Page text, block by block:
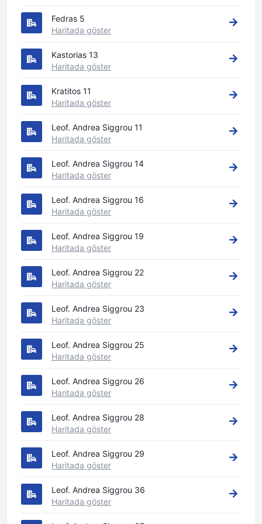
Fedras 5
Haritada göster
Kastorias 13
Haritada göster
Kratitos 11
Haritada göster
Leof. Andrea Siggrou 11
Haritada göster
Leof. Andrea Siggrou 14
Haritada göster
Leof. Andrea Siggrou 16
Haritada göster
Leof. Andrea Siggrou 19
Haritada göster
Leof. Andrea Siggrou 22
Haritada göster
Leof. Andrea Siggrou 23
Haritada göster
Leof. Andrea Siggrou 25
Haritada göster
Leof. Andrea Siggrou 26
Haritada göster
Leof. Andrea Siggrou 28
Haritada göster
Leof. Andrea Siggrou 29
Haritada göster
Leof. Andrea Siggrou 36
Haritada göster